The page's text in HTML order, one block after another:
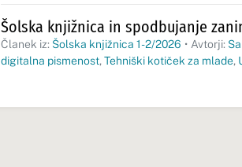
Šolska knjižnica in spodbujanje
Članek iz: Šolska knjižnica 1-2/2026 • Avtorji:
digitalna pismenost, Tehniški kotiček za mlade,